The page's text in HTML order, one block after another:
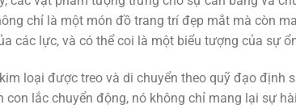
chỉ là một món đồ trang trí đẹp mắt mà còn
các lực, và có thể coi là một biểu tượng của sự
loại được treo và di chuyển theo quỹ đạo
con lắc chuyển động, nó không chỉ mang lại sự